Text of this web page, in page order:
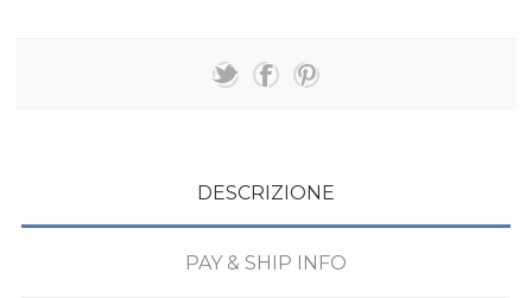
DESCRIZIONE
PAY & SHIP INFO